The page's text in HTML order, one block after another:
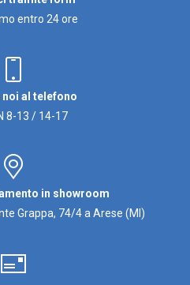
entro 24 ore
noi al telefono
8-13 / 14-17
in showroom
Grappa, 74/4 a Arese (MI)